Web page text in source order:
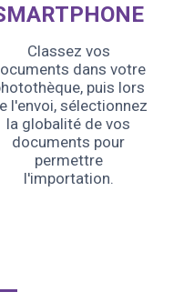
Classez vos
dans votre
puis lors
l'envoi, sélectionnez
la globalité de vos
documents pour
permettre
l'importation.